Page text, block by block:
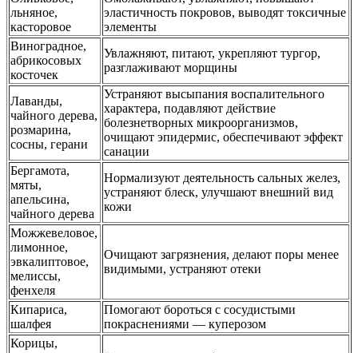
льняное,
касторовое
эластичность покровов, выводят токсичные
элементы
Виноградное,
абрикосовых
косточек
Увлажняют, питают, укрепляют тургор,
разглаживают морщины
Лаванды,
чайного дерева,
розмарина,
сосны, герани
Устраняют высыпания воспалительного
характера, подавляют действие
болезнетворных микроорганизмов,
очищают эпидермис, обеспечивают эффект
санации
Бергамота,
мяты,
апельсина,
чайного дерева
Нормализуют деятельность сальных желез,
устраняют блеск, улучшают внешний вид
кожи
Можжевеловое,
лимонное,
эвкалиптовое,
мелиссы,
фенхеля
Очищают загрязнения, делают поры менее
видимыми, устраняют отеки
Кипариса,
шалфея
Помогают бороться с сосудистыми
покраснениями — куперозом
Корицы,